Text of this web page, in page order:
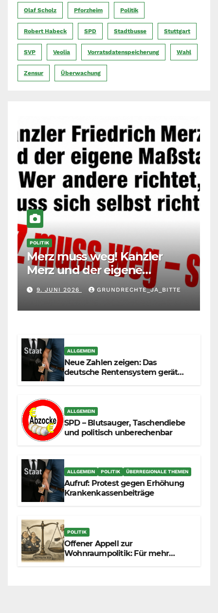
Olaf Scholz Pforzheim Politik
Robert Habeck SPD Stadtbusse Stuttgart
SVP Veolia Vorratsdatenspeicherung Wahl
Zensur Überwachung
POLITIK
Merz muss weg! Kanzler
Merz und der eigene
Maßstab: Wer andere richtet,
muss sich selbst richten
9. JUNI 2026 GRUNDRECHTE_JA_BITTE
ALLGEMEIN
Neue Zahlen zeigen: Das
deutsche Rentensystem gerät
ALLGEMEIN
SPD – Blutsauger, Taschendiebe
und politisch unberechenbar
ALLGEMEIN POLITIK ÜBERREGIONALE THEMEN
Aufruf: Protest gegen Erhöhung
Krankenkassenbeiträge
POLITIK
Offener Appell zur
Wohnraumpolitik: Für mehr